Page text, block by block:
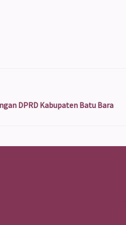
DPRD Kabupaten Batu Bara